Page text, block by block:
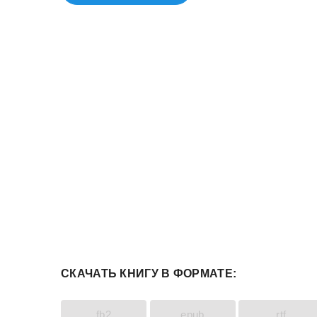
СКАЧАТЬ КНИГУ В ФОРМАТЕ:
fb2 epub rtf